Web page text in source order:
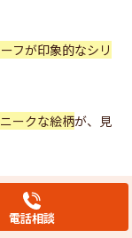
フが印象的なシリ
ークな絵柄が、見
って、コレクター
電話相談